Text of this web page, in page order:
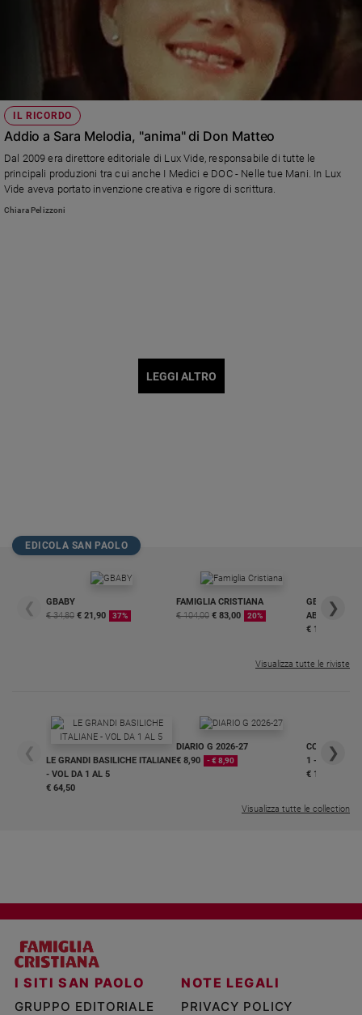
IL RICORDO
Addio a Sara Melodia, "anima" di Don Matteo
Dal 2009 era direttore editoriale di Lux Vide, responsabile di tutte le
principali produzioni tra cui anche I Medici e DOC - Nelle tue Mani. In Lux
Vide aveva portato invenzione creativa e rigore di scrittura.
Chiara Pelizzoni
LEGGI ALTRO
EDICOLA SAN PAOLO
❮
GBABY
€ 34,80 € 21,90 37%
FAMIGLIA CRISTIANA
€ 104,00 € 83,00 20%
GBABY
€ 16,99
❯
Visualizza tutte le riviste
❮
LE GRANDI BASILICHE ITALIANE
- VOL DA 1 AL 5
€ 64,50
DIARIO G 2026-27
€ 8,90
- € 8,90
COLLANA
1 - 2
€ 18,50
❯
Visualizza tutte le collection
I SITI SAN PAOLO
GRUPPO EDITORIALE
NOTE LEGALI
PRIVACY POLICY